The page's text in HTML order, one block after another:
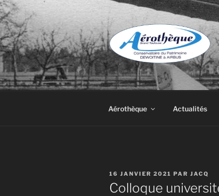
Aller
au
contenu
principal
DE
Aérothèque Actualités
PUBLIÉ
LE
16 JANVIER 2021 PAR JACQ
Colloque